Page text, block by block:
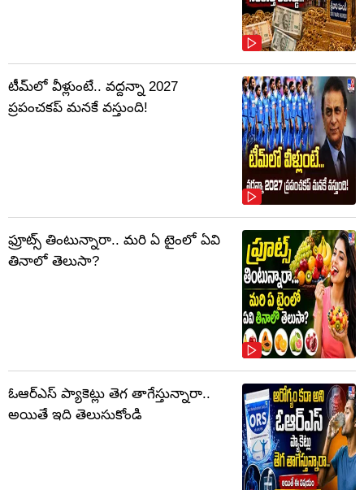
టీమ్‌లో వీళ్లుంటే.. వద్దన్నా 2027
ప్రపంచకప్‌ మనకే వస్తుంది!
ఫ్రూట్స్‌ తింటున్నారా.. మరి ఏ టైంలో ఏవి
తినాలో తెలుసా?
ఓఆర్‌ఎస్‌ ప్యాకెట్లు తెగ తాగేస్తున్నారా..
అయితే ఇది తెలుసుకోండి